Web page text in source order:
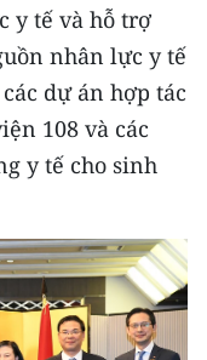
y tế và hỗ trợ
nhân lực y tế
dự án hợp tác
108 và các
y tế cho sinh